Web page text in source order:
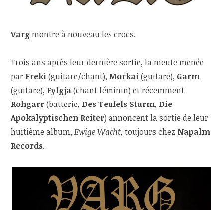
Varg montre à nouveau les crocs.
Trois ans après leur dernière sortie, la meute menée
par Freki(guitare/chant), Morkai(guitare), Garm
(guitare), Fylgja(chant féminin) et récemment
Rohgarr(batterie, Des Teufels Sturm, Die
Apokalyptischen Reiter) annoncent la sortie de leur
huitième album,Ewige Wacht, toujours chez Napalm
Records.